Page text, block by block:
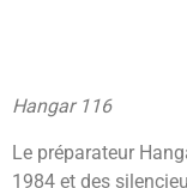
Hangar 116
Le préparateur
1984 et des